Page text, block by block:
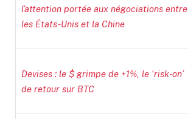
l’attention portée aux négociations entre
les États-Unis et la Chine
Devises : le $ grimpe de +1%, le ‘risk-on’
de retour sur BTC